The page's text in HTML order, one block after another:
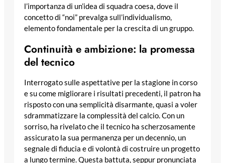
l’importanza di un’idea di squadra coesa, dove il
concetto di “noi” prevalga sull’individualismo,
elemento fondamentale per la crescita di un gruppo.
Continuità e ambizione: la promessa
del tecnico
Interrogato sulle aspettative per la stagione in corso
e su come migliorare i risultati precedenti, il patron ha
risposto con una semplicità disarmante, quasi a voler
sdrammatizzare la complessità del calcio. Con un
sorriso, ha rivelato che il tecnico ha scherzosamente
assicurato la sua permanenza per un decennio, un
segnale di fiducia e di volontà di costruire un progetto
a lungo termine. Questa battuta, seppur pronunciata